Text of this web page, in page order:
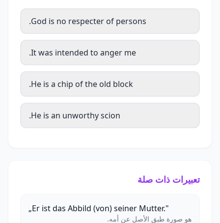
God is no respecter of persons.
It was intended to anger me.
He is a chip of the old block.
He is an unworthy scion.
تعبيرات ذات صلة
„Er ist das Abbild (von) seiner Mutter."
هو صورة طبق الأصل عن أمه.